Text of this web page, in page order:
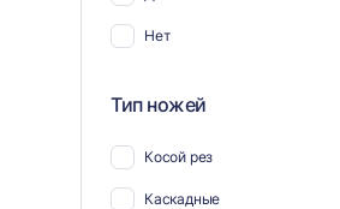
Нет
Тип ножей
Косой рез
Каскадные